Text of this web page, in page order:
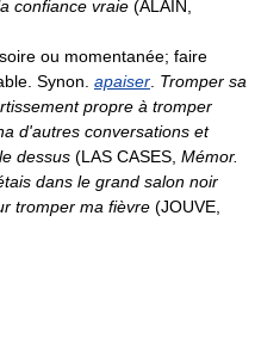
confiance vraie (ALAIN,
ou momentanée; faire
Synon. apaiser Tromper sa
propre à tromper
d'autres conversations et
dessus (LAS CASES, Mémor.
dans le grand salon noir
tromper ma fièvre (JOUVE,